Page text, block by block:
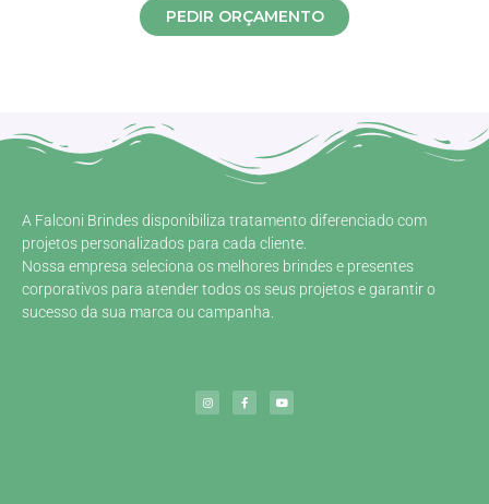
PEDIR ORÇAMENTO
A Falconi Brindes disponibiliza tratamento diferenciado com
projetos personalizados para cada cliente.
Nossa empresa seleciona os melhores brindes e presentes
corporativos para atender todos os seus projetos e garantir o
sucesso da sua marca ou campanha.